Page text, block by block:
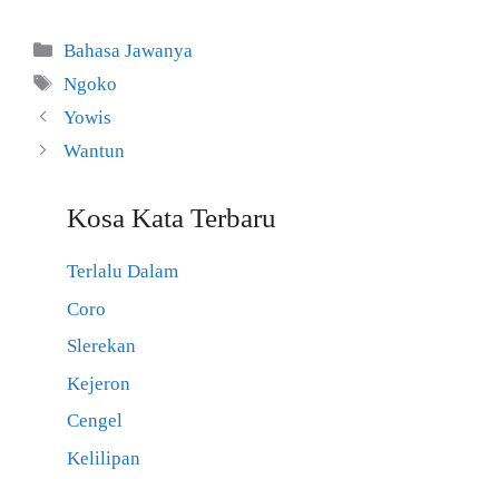
Kategori
Bahasa Jawanya
Tag
Ngoko
Yowis
Wantun
Kosa Kata Terbaru
Terlalu Dalam
Coro
Slerekan
Kejeron
Cengel
Kelilipan